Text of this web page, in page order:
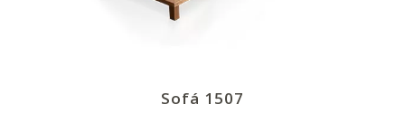
Sofá 1507